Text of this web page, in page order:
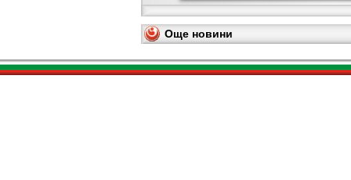
Още новини